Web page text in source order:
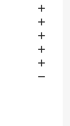





